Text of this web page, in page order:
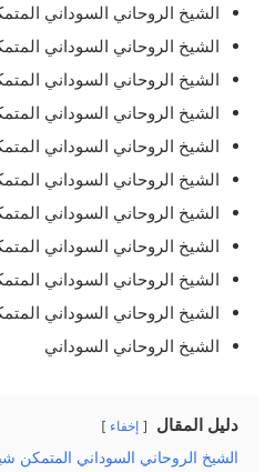
الشيخ الروحاني السوداني
الشيخ الروحاني السوداني
الشيخ الروحاني السوداني
الشيخ الروحاني السوداني
الشيخ الروحاني السوداني
الشيخ الروحاني السوداني
الشيخ الروحاني السوداني
الشيخ الروحاني السوداني
الشيخ الروحاني السوداني
الشيخ الروحاني السوداني
الشيخ الروحاني السوداني
دليل المقال إخفاء
الشيخ الروحاني السوداني